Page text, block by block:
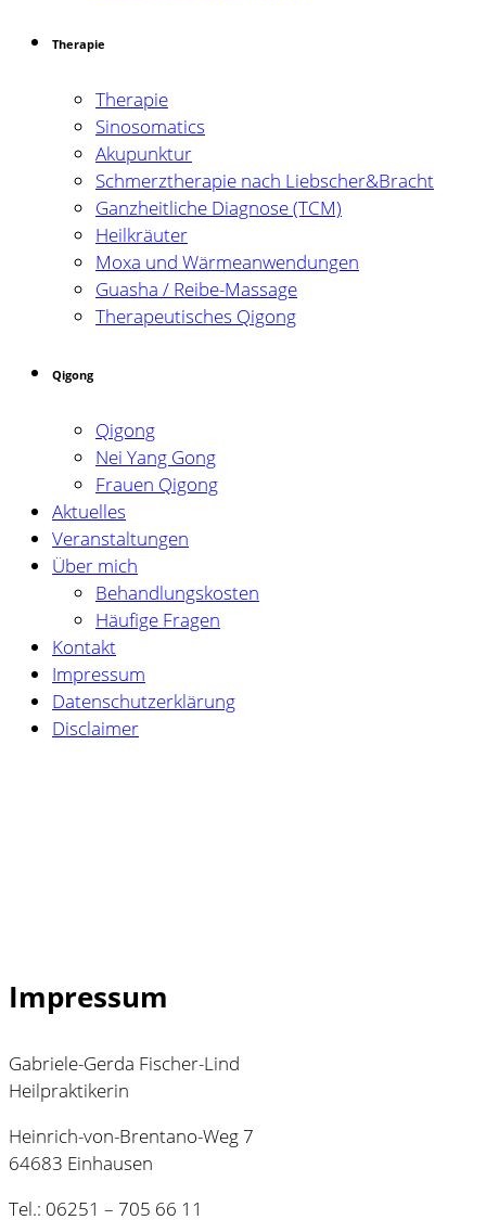
Therapie
Therapie
Sinosomatics
Akupunktur
Schmerztherapie nach Liebscher&Bracht
Ganzheitliche Diagnose (TCM)
Heilkräuter
Moxa und Wärmeanwendungen
Guasha / Reibe-Massage
Therapeutisches Qigong
Qigong
Qigong
Nei Yang Gong
Frauen Qigong
Aktuelles
Veranstaltungen
Über mich
Behandlungskosten
Häufige Fragen
Kontakt
Impressum
Datenschutzerklärung
Disclaimer
Impressum
Gabriele-Gerda Fischer-Lind
Heilpraktikerin
Heinrich-von-Brentano-Weg 7
64683 Einhausen
Tel.: 06251 – 705 66 11